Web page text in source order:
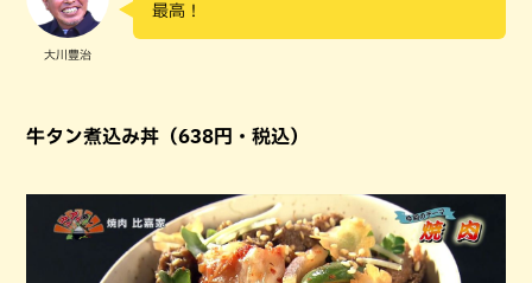
大川豊治
最高！
牛タン煮込み丼（638円・税込）